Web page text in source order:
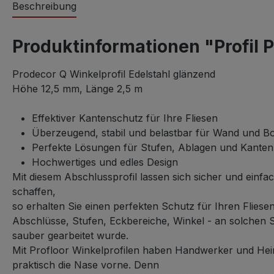
Beschreibung
Produktinformationen "Profil
Prodecor Q Winkelprofil Edelstahl glänzend
Höhe 12,5 mm, Länge 2,5 m
Effektiver Kantenschutz für Ihre Fliesen
Überzeugend, stabil und belastbar für Wand und
Perfekte Lösungen für Stufen, Ablagen und Kanten
Hochwertiges und edles Design
Mit diesem Abschlussprofil lassen sich sicher und
schaffen,
so erhalten Sie einen perfekten Schutz für Ihren
Abschlüsse, Stufen, Eckbereiche, Winkel - an solchen
sauber gearbeitet wurde.
Mit Profloor Winkelprofilen haben Handwerker und
praktisch die Nase vorne. Denn